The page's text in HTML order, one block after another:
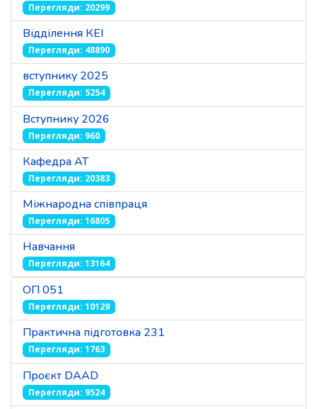
Перегляди: 20299
Відділення КЕІ
Перегляди: 48890
вступнику 2025
Перегляди: 5254
Вступнику 2026
Перегляди: 960
Кафедра АТ
Перегляди: 20383
Міжнародна співпраця
Перегляди: 16805
Навчання
Перегляди: 13164
ОП 051
Перегляди: 10129
Практична підготовка 231
Перегляди: 1763
Проєкт DAAD
Перегляди: 9524